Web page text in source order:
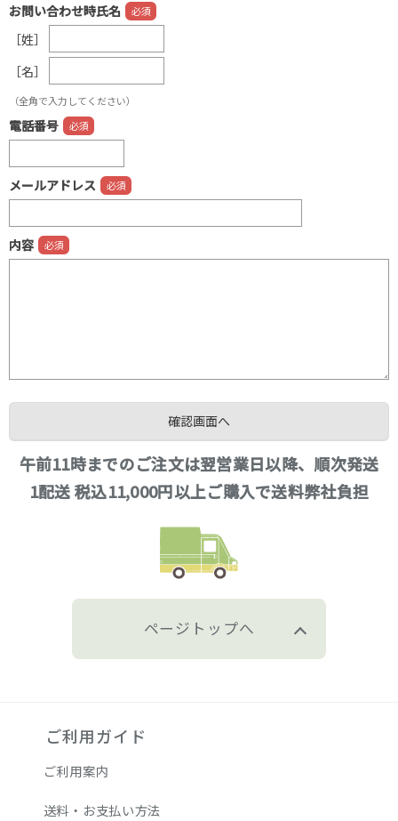
お問い合わせ時氏名
［姓］
［名］
（全角で入力してください）
電話番号
メールアドレス
内容
午前11時までのご注文は翌営業日以降、順次発送
1配送 税込11,000円以上ご購入で送料弊社負担
ページトップへ
ご利用ガイド
ご利用案内
送料・お支払い方法